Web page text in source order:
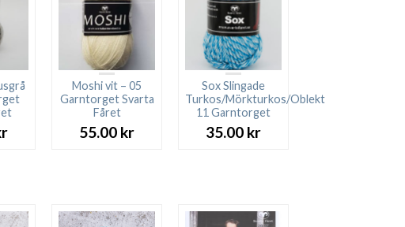
Moshi vit – 05
Garntorget Svarta
Fåret
55.00 kr
Sox Slingade
Turkos/Mörkturkos/Oblekt
11 Garntorget
35.00 kr